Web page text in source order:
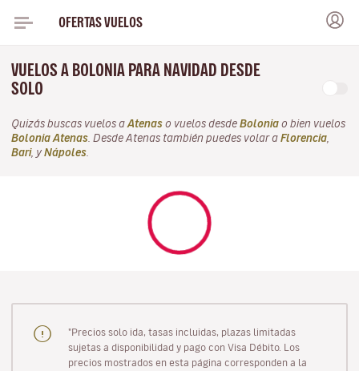
OFERTAS VUELOS
VUELOS A BOLONIA PARA NAVIDAD DESDE
SOLO
Quizás buscas vuelos a Atenas o vuelos desde Bolonia o bien vuelos
Bolonia Atenas . Desde Atenas también puedes volar a Florencia
Bari, y Nápoles
"Precios solo ida, tasas incluidas, plazas limitadas
sujetas a disponibilidad y pago con Visa Débito. Los
precios mostrados en esta página corresponden a la